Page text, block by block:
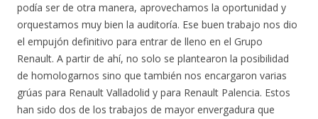
podía ser de otra manera, aprovechamos la oportunidad y
orquestamos muy bien la auditoría. Ese buen trabajo nos dio
el empujón definitivo para entrar de lleno en el Grupo
Renault. A partir de ahí, no solo se plantearon la posibilidad
de homologarnos sino que también nos encargaron varias
grúas para Renault Valladolid y para Renault Palencia. Estos
han sido dos de los trabajos de mayor envergadura que